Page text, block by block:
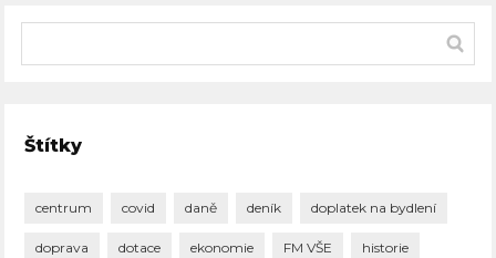
Štítky
centrum covid daně deník doplatek na bydlení
doprava dotace ekonomie FM VŠE historie